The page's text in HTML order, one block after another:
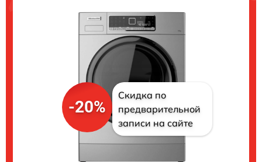
-20%
Скидка по
предварительной
записи на сайте